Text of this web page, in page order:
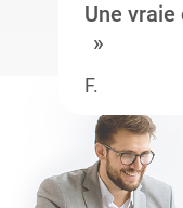
Une
F.